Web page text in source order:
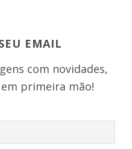
EMAIL
com novidades,
primeira mão!